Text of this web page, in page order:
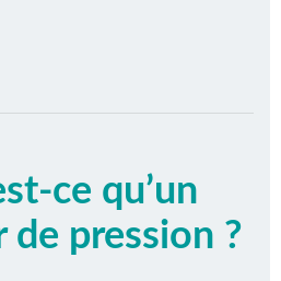
ce qu’un
de pression ?